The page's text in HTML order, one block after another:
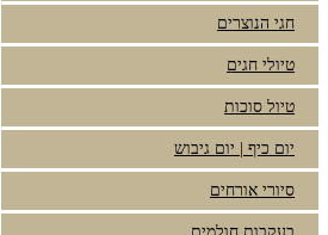
חגי הנוצרים
טיולי חגים
טיול סוכות
יום כיף | יום גיבוש
סיורי אורחים